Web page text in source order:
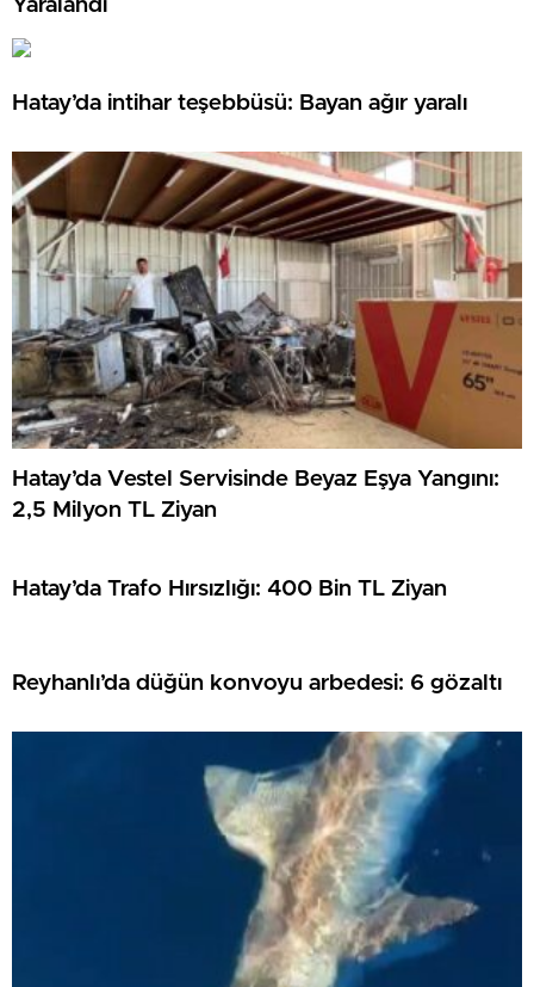
Yaralandı
Hatay’da intihar teşebbüsü: Bayan ağır yaralı
Hatay’da Vestel Servisinde Beyaz Eşya Yangını:
2,5 Milyon TL Ziyan
Hatay’da Trafo Hırsızlığı: 400 Bin TL Ziyan
Reyhanlı’da düğün konvoyu arbedesi: 6 gözaltı